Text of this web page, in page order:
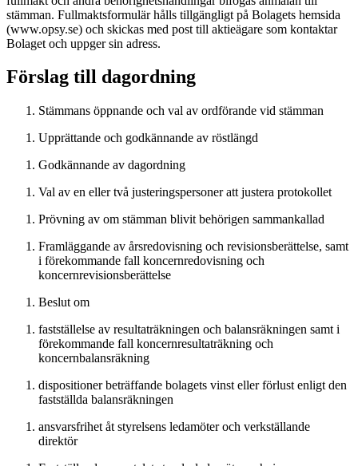
stämman. Fullmaktsformulär hålls tillgängligt på Bolagets hemsida
(www.opsy.se) och skickas med post till aktieägare som kontaktar
Bolaget och uppger sin adress.
Förslag till dagordning
Stämmans öppnande och val av ordförande vid stämman
Upprättande och godkännande av röstlängd
Godkännande av dagordning
Val av en eller två justeringspersoner att justera protokollet
Prövning av om stämman blivit behörigen sammankallad
Framläggande av årsredovisning och revisionsberättelse, samt
i förekommande fall koncernredovisning och
koncernrevisionsberättelse
Beslut om
fastställelse av resultaträkningen och balansräkningen samt i
förekommande fall koncernresultaträkning och
koncernbalansräkning
dispositioner beträffande bolagets vinst eller förlust enligt den
fastställda balansräkningen
ansvarsfrihet åt styrelsens ledamöter och verkställande
direktör